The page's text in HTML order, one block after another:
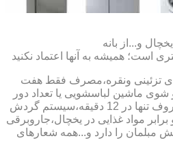
و...از بانه
است؛ همیشه به آنها اعتماد نکنید
تزئینی ونقره،مصرف فقط هفت
ماشین لباسشویی یا تعداد دور
دیگ درونی،شست و شوی ظروف تنها در 12 دقیقه،سیستم گردش
برابر مواد غذایی در یخچال،جاروبرقی
را دارد و...همه شعارهای